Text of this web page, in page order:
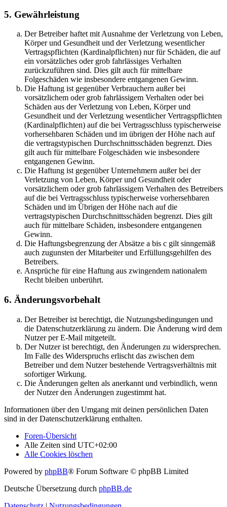
5. Gewährleistung
Der Betreiber haftet mit Ausnahme der Verletzung von Leben,
Körper und Gesundheit und der Verletzung wesentlicher
Vertragspflichten (Kardinalpflichten) nur für Schäden, die auf
ein vorsätzliches oder grob fahrlässiges Verhalten
zurückzuführen sind. Dies gilt auch für mittelbare
Folgeschäden wie insbesondere entgangenen Gewinn.
Die Haftung ist gegenüber Verbrauchern außer bei
vorsätzlichem oder grob fahrlässigem Verhalten oder bei
Schäden aus der Verletzung von Leben, Körper und
Gesundheit und der Verletzung wesentlicher Vertragspflichten
(Kardinalpflichten) auf die bei Vertragsschluss typischerweise
vorhersehbaren Schäden und im übrigen der Höhe nach auf
die vertragstypischen Durchschnittsschäden begrenzt. Dies
gilt auch für mittelbare Folgeschäden wie insbesondere
entgangenen Gewinn.
Die Haftung ist gegenüber Unternehmern außer bei der
Verletzung von Leben, Körper und Gesundheit oder
vorsätzlichem oder grob fahrlässigem Verhalten des Betreibers
auf die bei Vertragsschluss typischerweise vorhersehbaren
Schäden und im Übrigen der Höhe nach auf die
vertragstypischen Durchschnittsschäden begrenzt. Dies gilt
auch für mittelbare Schäden, insbesondere entgangenen
Gewinn.
Die Haftungsbegrenzung der Absätze a bis c gilt sinngemäß
auch zugunsten der Mitarbeiter und Erfüllungsgehilfen des
Betreibers.
Ansprüche für eine Haftung aus zwingendem nationalem
Recht bleiben unberührt.
6. Änderungsvorbehalt
Der Betreiber ist berechtigt, die Nutzungsbedingungen und
die Datenschutzerklärung zu ändern. Die Änderung wird dem
Nutzer per E-Mail mitgeteilt.
Der Nutzer ist berechtigt, den Änderungen zu widersprechen.
Im Falle des Widerspruchs erlischt das zwischen dem
Betreiber und dem Nutzer bestehende Vertragsverhältnis mit
sofortiger Wirkung.
Die Änderungen gelten als anerkannt und verbindlich, wenn
der Nutzer den Änderungen zugestimmt hat.
Informationen über den Umgang mit deinen persönlichen Daten
sind in der Datenschutzerklärung enthalten.
Foren-Übersicht
Alle Zeiten sind UTC+02:00
Alle Cookies löschen
Powered by phpBB® Forum Software © phpBB Limited
Deutsche Übersetzung durch phpBB.de